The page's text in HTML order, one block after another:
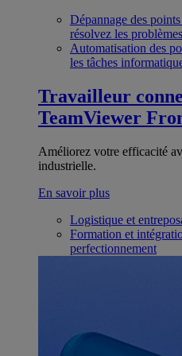
Dépannage des
résolvez les problèmes
Automatisation des
les tâches
Travailleur
TeamViewer
Améliorez votre efficacité
industrielle.
En savoir plus
Logistique et
Formation et
perfectionnement